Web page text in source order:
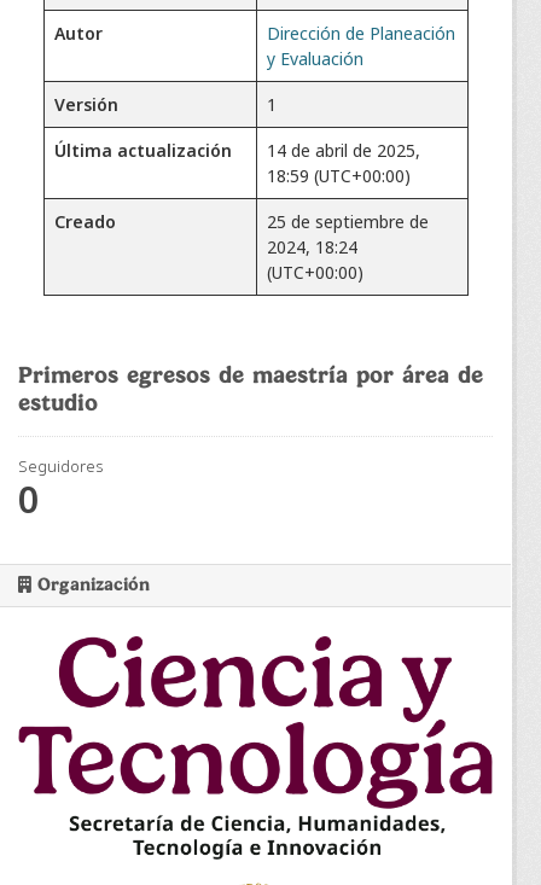
Primeros egresos de maestría por área de
estudio
Seguidores
0
Organización
Autor
Dirección de Planeación
y Evaluación
Versión
1
Última actualización
14 de abril de 2025,
18:59 (UTC+00:00)
Creado
25 de septiembre de
2024, 18:24
(UTC+00:00)